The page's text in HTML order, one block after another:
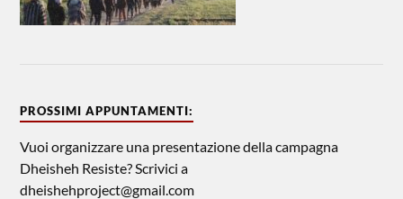
PROSSIMI APPUNTAMENTI:
Vuoi organizzare una presentazione della campagna
Dheisheh Resiste? Scrivici a
dheishehproject@gmail.com